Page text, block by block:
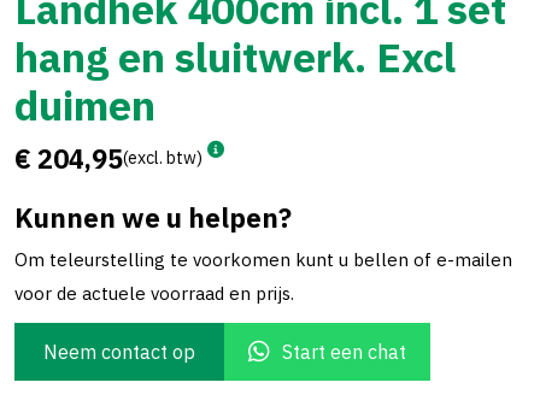
hang en sluitwerk. Excl
duimen
€ 204,95(excl. btw)
Kunnen we u helpen?
Om teleurstelling te voorkomen kunt u bellen of e-mailen
voor de actuele voorraad en prijs.
Neem contact op Start een chat